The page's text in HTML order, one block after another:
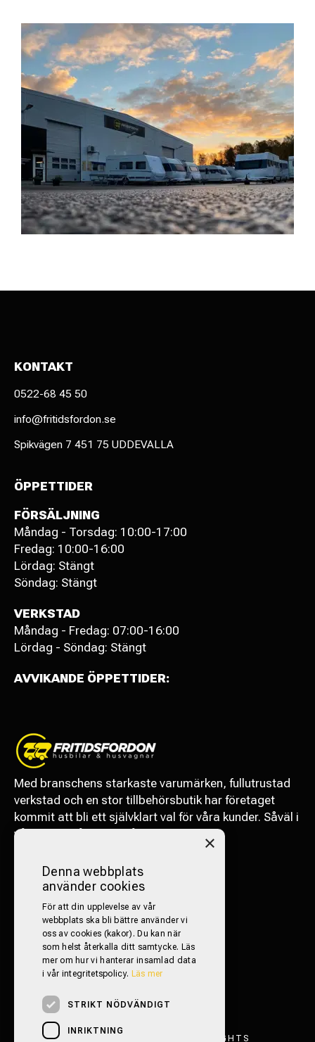
KONTAKT
0522-68 45 50
info@fritidsfordon.se
Spikvägen 7 451 75 UDDEVALLA
ÖPPETTIDER
FÖRSÄLJNING
Måndag - Torsdag: 10:00-17:00
Fredag: 10:00-16:00
Lördag: Stängt
Söndag: Stängt
VERKSTAD
Måndag - Fredag: 07:00-16:00
Lördag - Söndag: Stängt
AVVIKANDE ÖPPETTIDER:
Med branschens starkaste varumärken, fullutrustad
verkstad och en stor tillbehörsbutik har företaget
kommit att bli ett självklart val för våra kunder. Såväl i
vårt närområde som långväga.
FRITIDSFORDON TRESTAD 2026. ALL RIGHTS
×
Denna webbplats
använder cookies
För att din upplevelse av vår
webbplats ska bli bättre använder vi
oss av cookies (kakor). Du kan när
som helst återkalla ditt samtycke. Läs
mer om hur vi hanterar insamlad data
i vår integritetspolicy. Läs mer
STRIKT NÖDVÄNDIGT
INRIKTNING